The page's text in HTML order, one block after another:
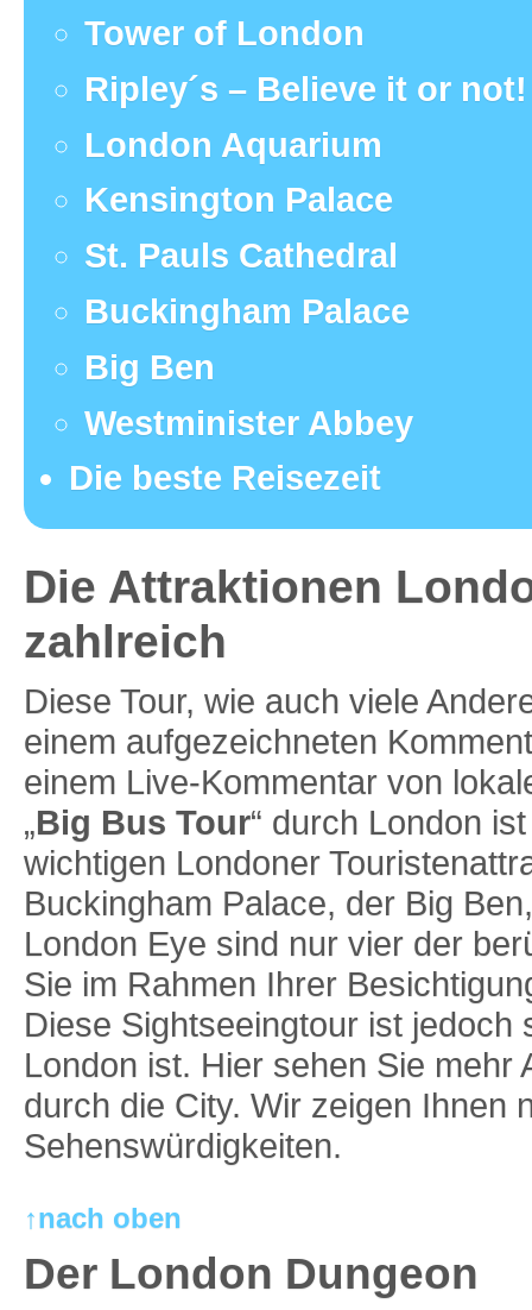
Tower of London
Ripley´s – Believe it or not!
London Aquarium
Kensington Palace
St. Pauls Cathedral
Buckingham Palace
Big Ben
Westminister Abbey
Die beste Reisezeit
Die Attraktionen
zahlreich
Diese Tour, wie auch viele
einem aufgezeichneten
einem Live-Kommentar von
„Big Bus Tour“ durch London
wichtigen Londoner
Buckingham Palace, der Big
London Eye sind nur vier der
Sie im Rahmen Ihrer
Diese Sightseeingtour ist
London ist. Hier sehen Sie mehr
durch die City. Wir zeigen Ihnen
Sehenswürdigkeiten.
↑nach oben
Der London Dungeon